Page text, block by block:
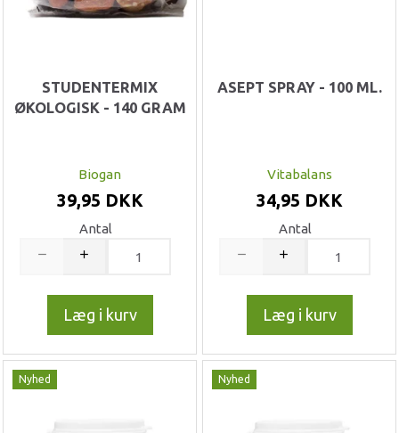
STUDENTERMIX
ØKOLOGISK - 140 GRAM
Biogan
39,95 DKK
Antal
Læg i kurv
ASEPT SPRAY - 100 ML.
Vitabalans
34,95 DKK
Antal
Læg i kurv
Nyhed Nyhed